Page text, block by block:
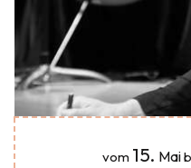
vom 15. Mai